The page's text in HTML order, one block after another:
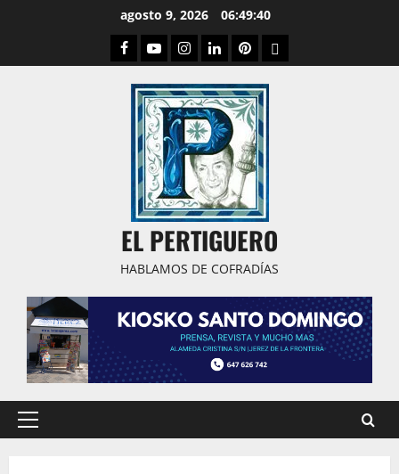
agosto 9, 2026 06:49:41
Facebook
YoutubeInstagram
LinkedPinterestDribbble
EL PERTIGUERO
HABLAMOS DE COFRADÍAS
Menú